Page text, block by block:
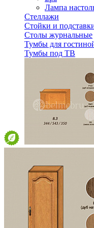
Лампа
Стеллажи
Стойки и
Столы журнальные
Тумбы для
Тумбы под ТВ
Модульная
Спальня
Деревянные
Кровати
Кровати
Кровати